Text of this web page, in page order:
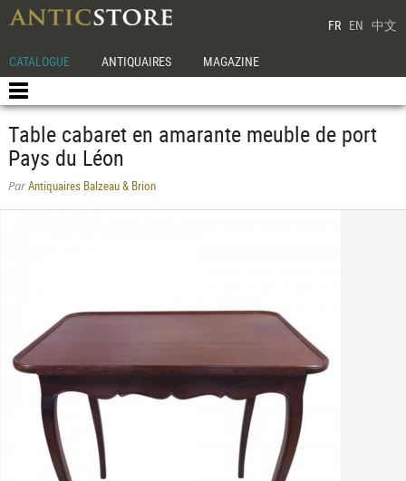
FR EN 中文
CATALOGUE ANTIQUAIRES MAGAZINE
Table cabaret en amarante meuble de port
Pays du Léon
ParAntiquaires Balzeau & Brion